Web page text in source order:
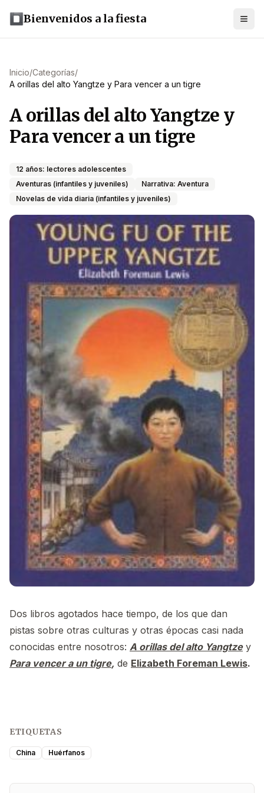
Bienvenidos a la fiesta
Inicio/Categorías/
A orillas del alto Yangtze y Para vencer a un tigre
A orillas del alto Yangtze y
Para vencer a un tigre
12 años: lectores adolescentes
Aventuras (infantiles y juveniles)
Narrativa: Aventura
Novelas de vida diaria (infantiles y juveniles)
Dos libros agotados hace tiempo, de los que dan
pistas sobre otras culturas y otras épocas casi nada
conocidas entre nosotros: A orillas del alto Yangtzey
Para vencer a un tigre, de Elizabeth Foreman Lewis.
ETIQUETAS
China Huérfanos